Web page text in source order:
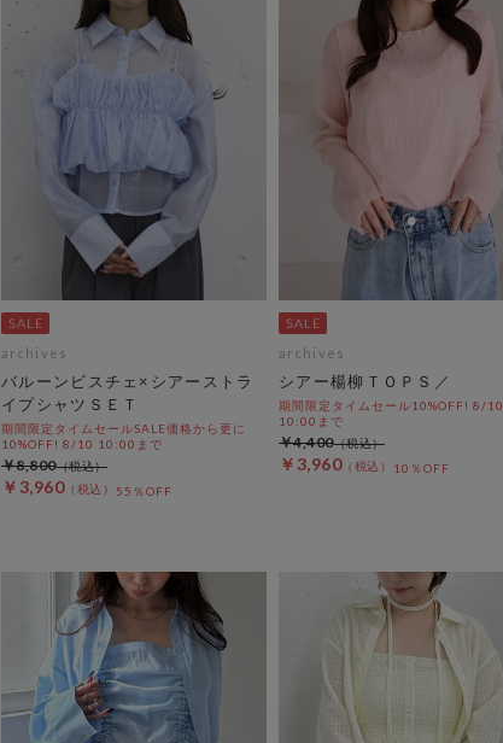
archives
バルーンビスチェ×シアーストラ
イプシャツＳＥＴ
期間限定タイムセールSALE価格から更に
10%OFF! 8/10 10:00まで
￥3,960 55％OFF
￥8,800
archives
シアー楊柳ＴＯＰＳ／
期間限定タイムセール10%OFF! 8/10
10:00まで
￥3,960 10％OFF
￥4,400